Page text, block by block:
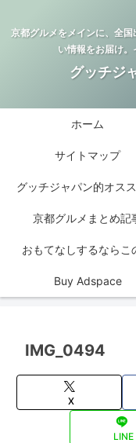
京都グルメをメインに、全
い情報をお届け。
グッチジ
ホーム
サイトマップ
グッチジャパン的オス
京都グルメまとめ記
おもてなしするならこ
Buy Adspace
IMG_0494
X
LINE